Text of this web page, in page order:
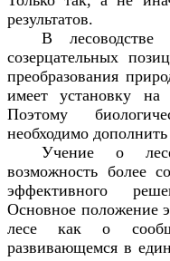
результатов.
В лесоводстве
созерцательных
преобразования
имеет установку на
Поэтому
необходимо
Учение о
возможность более
эффективного
Основное положение
лесе как о
развивающемся в